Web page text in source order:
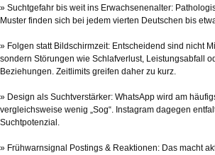
» Suchtgefahr bis weit ins Erwachsenenalter:
Muster finden sich bei jedem vierten Deutschen bis
» Folgen statt Bildschirmzeit: Entscheidend sind nicht
sondern Störungen wie Schlafverlust, Leistungsabfall
Beziehungen. Zeitlimits greifen daher zu kurz.
» Design als Suchtverstärker: WhatsApp wird am
vergleichsweise wenig „Sog“. Instagram dagegen
Suchtpotenzial.
» Frühwarnsignal Postings & Reaktionen: Das macht